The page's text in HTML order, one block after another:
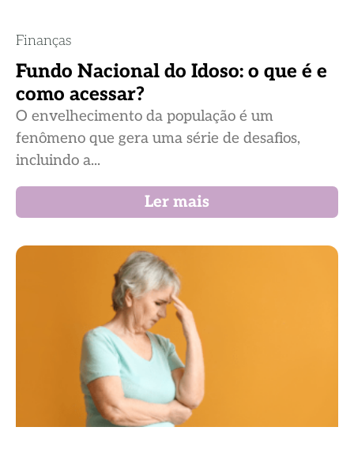
Finanças
Fundo Nacional do Idoso: o que é e
como acessar?
O envelhecimento da população é um
fenômeno que gera uma série de desafios,
incluindo a...
Ler mais